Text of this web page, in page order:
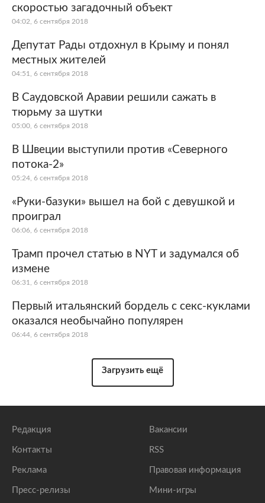
скоростью загадочный объект
04:02, 6 сентября 2018
Депутат Рады отдохнул в Крыму и понял
местных жителей
04:51, 6 сентября 2018
В Саудовской Аравии решили сажать в
тюрьму за шутки
05:00, 6 сентября 2018
В Швеции выступили против «Северного
потока-2»
05:24, 6 сентября 2018
«Руки-базуки» вышел на бой с девушкой и
проиграл
06:06, 6 сентября 2018
Трамп прочел статью в NYT и задумался об
измене
06:31, 6 сентября 2018
Первый итальянский бордель с секс-куклами
оказался необычайно популярен
06:44, 6 сентября 2018
Загрузить ещё
Редакция
Контакты
Реклама
Пресс-релизы
Вакансии
RSS
Правовая информация
Мини-игры